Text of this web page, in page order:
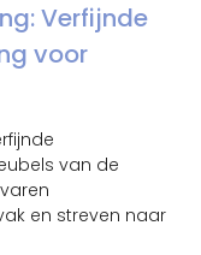
Verfijnde
voor
van de
en streven naar